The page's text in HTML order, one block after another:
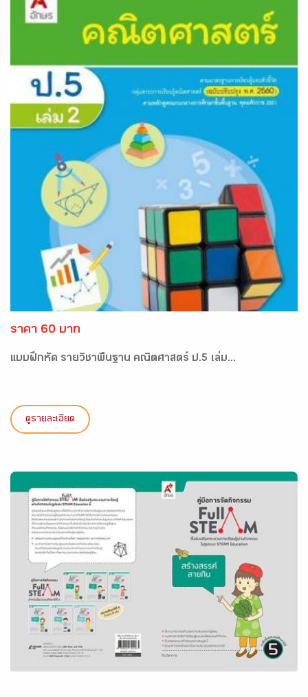
ราคา 60 บาท
แบบฝึกหัด รายวิชาพื้นฐาน คณิตศาสตร์ ป.5 เล่ม...
ดูรายละเอียด